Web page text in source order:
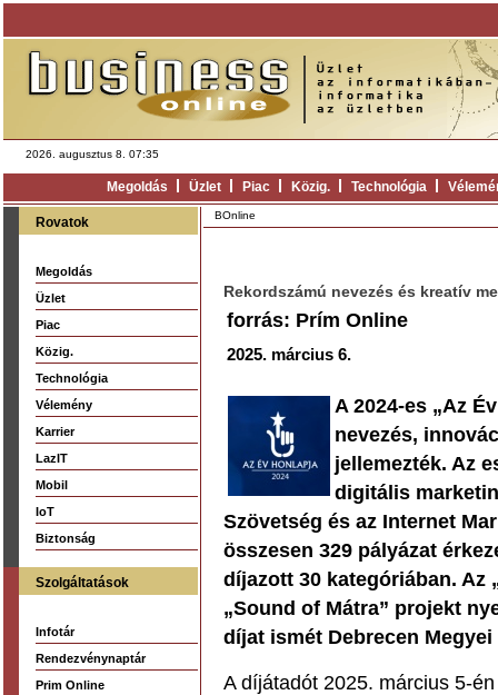
2026. augusztus 8. 07:35
Megoldás Üzlet Piac Közig. Technológia
Rovatok
Megoldás
Üzlet
Piac
Közig.
Technológia
Vélemény
Karrier
LazIT
Mobil
IoT
Biztonság
Szolgáltatások
Infotár
Rendezvénynaptár
Prim Online
BOnline
Rekordszámú nevezés és kreatív
forrás: Prím Online
2025. március 6.
A 2024-es „Az
nevezés,
jellemezték. Az
digitális
Szövetség és az Internet
összesen 329 pályázat
díjazott 30 kategóriában. Az
„Sound of Mátra” projekt
díjat ismét Debrecen
A díjátadót 2025. március 5-